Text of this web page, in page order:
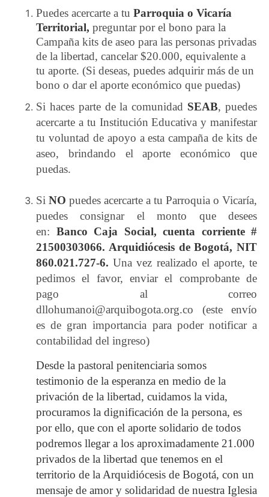
Puedes acercarte a tu Parroquia o Vicaría
Territorial, preguntar por el bono para la
Campaña kits de aseo para las personas privadas
de la libertad, cancelar $20.000, equivalente a
tu aporte. (Si deseas, puedes adquirir más de un
bono o dar el aporte económico que puedas)
Si haces parte de la comunidad SEAB, puedes
acercarte a tu Institución Educativa y manifestar
tu voluntad de apoyo a esta campaña de kits de
aseo, brindando el aporte económico que
puedas.
Si NO puedes acercarte a tu Parroquia o Vicaría,
puedes consignar el monto que desees
en: Banco Caja Social, cuenta corriente #
21500303066. Arquidiócesis de Bogotá, NIT
860.021.727-6. Una vez realizado el aporte, te
pedimos el favor, enviar el comprobante de
pago al correo
dllohumanoi@arquibogota.org.co (este envío
es de gran importancia para poder notificar a
contabilidad del ingreso)
Desde la pastoral penitenciaria somos
testimonio de la esperanza en medio de la
privación de la libertad, cuidamos la vida,
procuramos la dignificación de la persona, es
por ello, que con el aporte solidario de todos
podremos llegar a los aproximadamente 21.000
privados de la libertad que tenemos en el
territorio de la Arquidiócesis de Bogotá, con un
mensaje de amor y solidaridad de nuestra Iglesia